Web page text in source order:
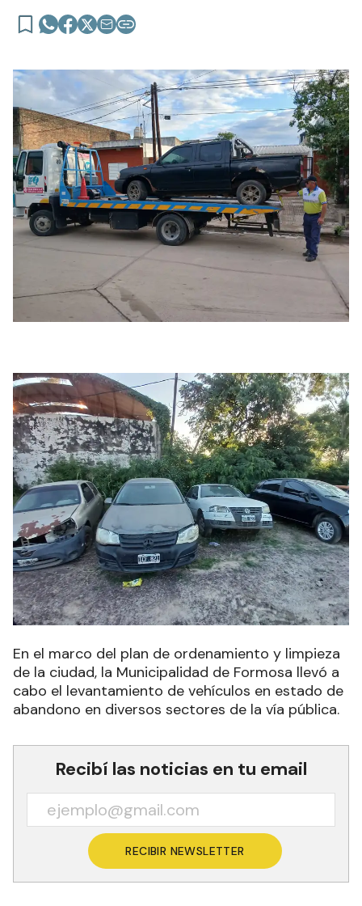
En el marco del plan de ordenamiento y limpieza
de la ciudad, la Municipalidad de Formosa llevó a
cabo el levantamiento de vehículos en estado de
abandono en diversos sectores de la vía pública.
Recibí las noticias en tu email
RECIBIR NEWSLETTER